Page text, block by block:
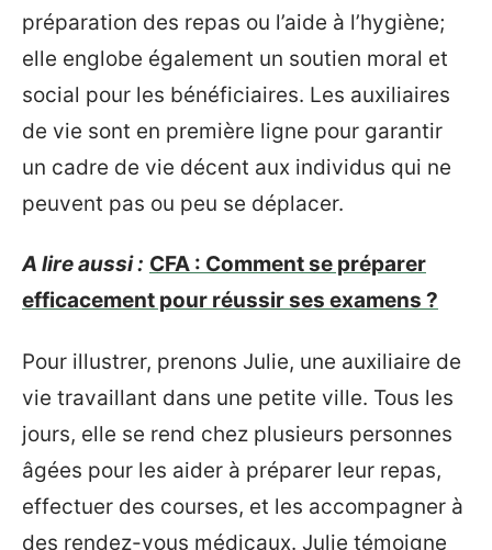
préparation des repas ou l’aide à l’hygiène;
elle englobe également un soutien moral et
social pour les bénéficiaires. Les auxiliaires
de vie sont en première ligne pour garantir
un cadre de vie décent aux individus qui ne
peuvent pas ou peu se déplacer.
A lire aussi : CFA : Comment se préparer
efficacement pour réussir ses examens ?
Pour illustrer, prenons Julie, une auxiliaire de
vie travaillant dans une petite ville. Tous les
jours, elle se rend chez plusieurs personnes
âgées pour les aider à préparer leur repas,
effectuer des courses, et les accompagner à
des rendez-vous médicaux. Julie témoigne